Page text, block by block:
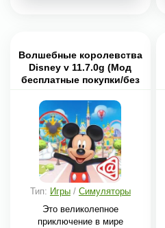
Волшебные королевства
Disney v 11.7.0g (Мод
бесплатные покупки/без
Тип: Игры/ Симуляторы
Это великолепное
приключение в мире